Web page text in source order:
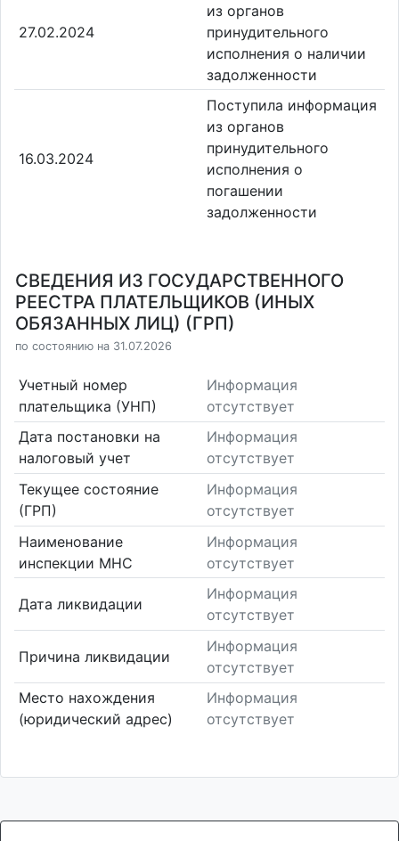
27.02.2024
из органов
принудительного
исполнения о наличии
задолженности
16.03.2024
Поступила информация
из органов
принудительного
исполнения о
погашении
задолженности
СВЕДЕНИЯ ИЗ ГОСУДАРСТВЕННОГО
РЕЕСТРА ПЛАТЕЛЬЩИКОВ (ИНЫХ
ОБЯЗАННЫХ ЛИЦ) (ГРП)
по состоянию на 31.07.2026
Учетный номер
плательщика (УНП)
Информация
отсутствует
Дата постановки на
налоговый учет
Информация
отсутствует
Текущее состояние
(ГРП)
Информация
отсутствует
Наименование
инспекции МНС
Информация
отсутствует
Дата ликвидации
Информация
отсутствует
Причина ликвидации
Информация
отсутствует
Место нахождения
(юридический адрес)
Информация
отсутствует